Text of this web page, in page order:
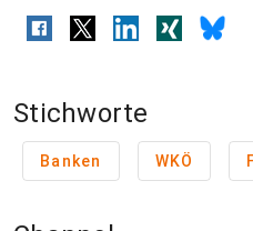
Stichworte
Banken WKÖ